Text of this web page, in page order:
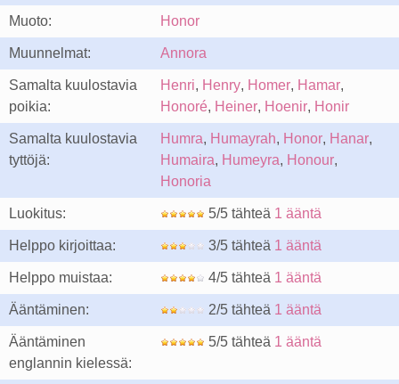
Muoto: Honor
Muunnelmat: Annora
Samalta kuulostavia
poikia:
Henri, Henry, Homer, Hamar,
Honoré, Heiner, Hoenir, Honir
Samalta kuulostavia
tyttöjä:
Humra, Humayrah, Honor, Hanar,
Humaira, Humeyra, Honour,
Honoria
Luokitus: 5/5 tähteä 1 ääntä
Helppo kirjoittaa: 3/5 tähteä 1 ääntä
Helppo muistaa: 4/5 tähteä 1 ääntä
Ääntäminen: 2/5 tähteä 1 ääntä
Ääntäminen
englannin kielessä:
5/5 tähteä 1 ääntä